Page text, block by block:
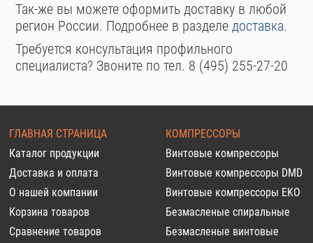
Так-же вы можете оформить доставку в любой
регион России. Подробнее в разделедоставка.
Требуется консультация профильного
специалиста? Звоните по тел. 8 (495) 255-27-20
ГЛАВНАЯ СТРАНИЦА
Каталог продукции
Доставка и оплата
О нашей компании
Корзина товаров
Сравнение товаров
КОМПРЕССОРЫ
Винтовые компрессоры
Винтовые компрессоры DMD
Винтовые компрессоры EKO
Безмасленые спиральные
Безмасленые винтовые